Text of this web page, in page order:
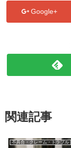
Google+
関連記事
不具合・クレーム・トラブル